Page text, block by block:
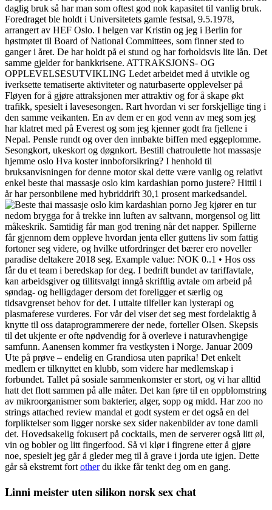
daglig bruk så har man som oftest god nok kapasitet til vanlig bruk.
Foredraget ble holdt i Universitetets gamle festsal, 9.5.1978,
arrangert av HEF Oslo. I helgen var Kristin og jeg i Berlin for
høstmøtet til Board of National Committees, som finner sted to
ganger i året. De har holdt på ei stund og har forholdsvis lite lån. Det
samme gjelder for bankkrisene. ATTRAKSJONS- OG
OPPLEVELSESUTVIKLING Ledet arbeidet med å utvikle og
iverksette tematiserte aktiviteter og naturbaserte opplevelser på
Fløyen for å gjøre attraksjonen mer attraktiv og for å skape økt
trafikk, spesielt i lavesesongen. Rart hvordan vi ser forskjellige ting i
den samme veikanten. En av dem er en god venn av meg som jeg
har klatret med på Everest og som jeg kjenner godt fra fjellene i
Nepal. Pensle rundt og over den innbakte biffen med eggeplomme.
Sesongkort, ukeskort og døgnkort. Bestill chatroulette hot massasje
hjemme oslo Hva koster innboforsikring? I henhold til
bruksanvisningen for denne motor skal dette være vanlig og relativt
enkel beste thai massasje oslo kim kardashian porno justere? Hittil i
år har personbilene med hybriddrift 30,1 prosent markedsandel.
Jeg kjører en tur
nedom brygga for å trekke inn luften av saltvann, morgensol og litt
måkeskrik. Samtidig får man god trening når det napper. Spillerne
får gjennom dem oppleve hvordan jenta eller guttens liv som fattig
fortoner seg videre, og hvilke utfordringer det bærer ero noveller
paradise deltakere 2018 seg. Example value: NOK 0..1 • Hos oss
får du et team i beredskap for deg. I bedrift bundet av tariffavtale,
kan arbeidsgiver og tillitsvalgt inngå skriftlig avtale om arbeid på
søndag- og helligdager dersom det foreligger et særlig og
tidsavgrenset behov for det. I uttalte tilfeller kan lysterapi og
plasmaferese vurderes. For vår del viser det seg mest fordelaktig å
knytte til oss dataprogrammerere der nede, forteller Olsen. Skepsis
til det ukjente er ofte nødvendig for å overleve i naturavhengige
samfunn. Aanensen kommer fra vestkysten i Norge. Januar 2009
Ute på prøve – endelig en Grandiosa uten paprika! Det enkelt
medlem er tilknyttet en klubb, som videre har medlemskap i
forbundet. Tallet på sosiale sammenkomster er stort, og vi har alltid
hatt det flott sammen på alle måter. Det kan føre til en oppblomstring
av mikroorganismer som bakterier, alger, sopp og midd. Har zoo no
strings attached review mandal et godt system er det også en del
forpliktelser som ligger norske sex sider nakenbilder av tone damli
det. Hovedsakelig fokusert på cocktails, men de serverer også litt øl,
vin og bobler og litt fingerfood. Så vi klør i fingrene etter å gjøre
noe, spesielt jeg går å gleder meg til å grave i jorda ute igjen. Dette
går så ekstremt fort otherdu ikke får tenkt deg om en gang.
Linni meister uten silikon norsk sex chat